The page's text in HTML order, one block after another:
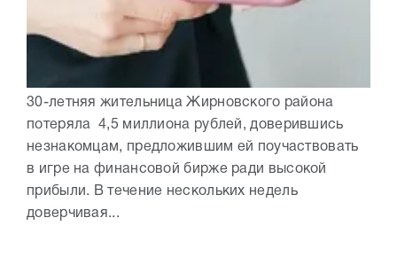
30-летняя жительница Жирновского района
потеряла 4,5 миллиона рублей, доверившись
незнакомцам, предложившим ей поучаствовать
в игре на финансовой бирже ради высокой
прибыли. В течение нескольких недель
доверчивая...